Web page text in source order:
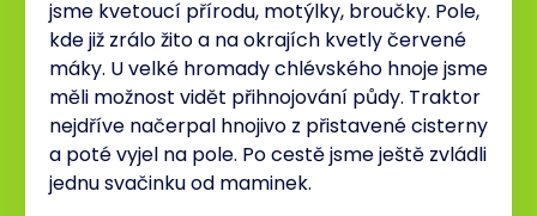
jsme kvetoucí přírodu, motýlky, broučky. Pole,
kde již zrálo žito a na okrajích kvetly červené
máky. U velké hromady chlévského hnoje jsme
měli možnost vidět přihnojování půdy. Traktor
nejdříve načerpal hnojivo z přistavené cisterny
a poté vyjel na pole. Po cestě jsme ještě zvládli
jednu svačinku od maminek.